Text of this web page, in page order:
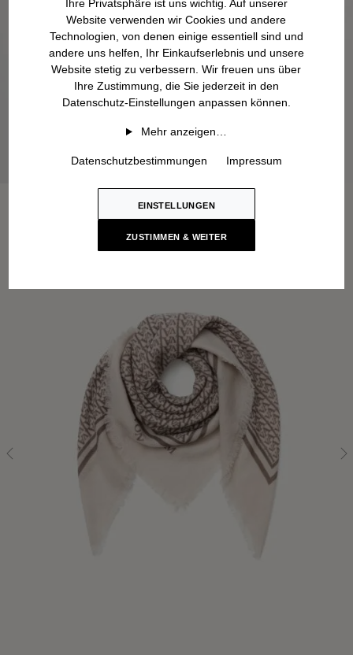
Ihre Privatsphäre ist uns wichtig. Auf unserer
Website verwenden wir Cookies und andere
Technologien, von denen einige essentiell sind und
andere uns helfen, Ihr Einkaufserlebnis und unsere
Website stetig zu verbessern. Wir freuen uns über
Ihre Zustimmung, die Sie jederzeit in den
Datenschutz-Einstellungen anpassen können.
Mehr anzeigen…
Datenschutzbestimmungen Impressum
EINSTELLUNGEN
ZUSTIMMEN & WEITER